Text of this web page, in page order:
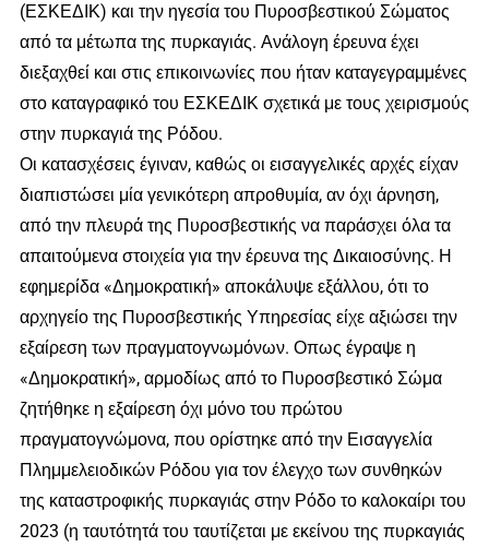
(ΕΣΚΕΔΙΚ) και την ηγεσία του Πυροσβεστικού Σώματος
από τα μέτωπα της πυρκαγιάς. Ανάλογη έρευνα έχει
διεξαχθεί και στις επικοινωνίες που ήταν καταγεγραμμένες
στο καταγραφικό του ΕΣΚΕΔΙΚ σχετικά με τους χειρισμούς
στην πυρκαγιά της Ρόδου.
Οι κατασχέσεις έγιναν, καθώς οι εισαγγελικές αρχές είχαν
διαπιστώσει μία γενικότερη απροθυμία, αν όχι άρνηση,
από την πλευρά της Πυροσβεστικής να παράσχει όλα τα
απαιτούμενα στοιχεία για την έρευνα της Δικαιοσύνης. Η
εφημερίδα «Δημοκρατική» αποκάλυψε εξάλλου, ότι το
αρχηγείο της Πυροσβεστικής Υπηρεσίας είχε αξιώσει την
εξαίρεση των πραγματογνωμόνων. Οπως έγραψε η
«Δημοκρατική», αρμοδίως από το Πυροσβεστικό Σώμα
ζητήθηκε η εξαίρεση όχι μόνο του πρώτου
πραγματογνώμονα, που ορίστηκε από την Εισαγγελία
Πλημμελειοδικών Ρόδου για τον έλεγχο των συνθηκών
της καταστροφικής πυρκαγιάς στην Ρόδο το καλοκαίρι του
2023 (η ταυτότητά του ταυτίζεται με εκείνου της πυρκαγιάς